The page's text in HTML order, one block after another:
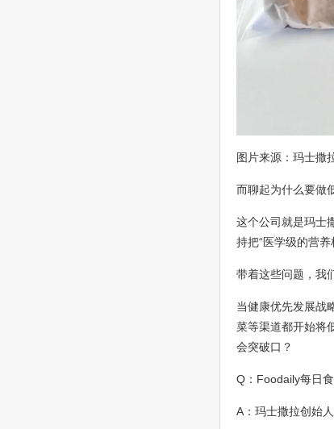
图片来源：玛士撒
而聊起为什么要做
这个公司就是玛士
持把“医学级的营
带着这些问题，我
当健康优先发展战
菜等渠道都开始将
会突破口？
Q：Foodaily每日
A：玛士撒拉创始